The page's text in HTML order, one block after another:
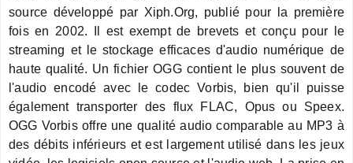
source développé par Xiph.Org, publié pour la première
fois en 2002. Il est exempt de brevets et conçu pour le
streaming et le stockage efficaces d'audio numérique de
haute qualité. Un fichier OGG contient le plus souvent de
l'audio encodé avec le codec Vorbis, bien qu'il puisse
également transporter des flux FLAC, Opus ou Speex.
OGG Vorbis offre une qualité audio comparable au MP3 à
des débits inférieurs et est largement utilisé dans les jeux